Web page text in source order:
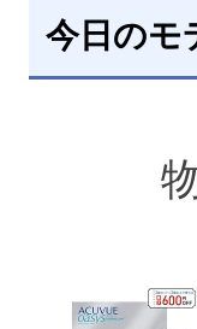
今日のモ